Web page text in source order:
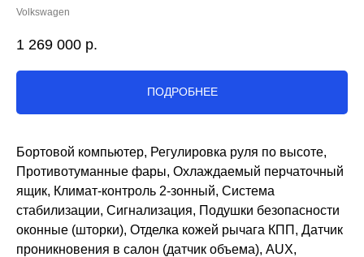
Volkswagen
1 269 000 р.
ПОДРОБНЕЕ
Бортовой компьютер, Регулировка руля по высоте,
Противотуманные фары, Охлаждаемый перчаточный
ящик, Климат-контроль 2-зонный, Система
стабилизации, Сигнализация, Подушки безопасности
оконные (шторки), Отделка кожей рычага КПП, Датчик
проникновения в салон (датчик объема), AUX,